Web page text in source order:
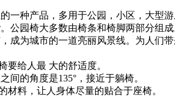
一种产品，多用于公园，小区，大型
公园椅大多数由椅条和椅脚两部分组成
成为城市的一道亮丽风景线。为人们
要给人最 大的舒适度。
间的角度是135°，接近于躺椅。
材料，让人身体尽量的贴合于座椅。